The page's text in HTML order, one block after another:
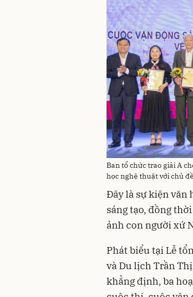
Ban tổ chức trao giải A
học nghệ thuật với chủ
Đây là sự kiện văn
sáng tạo, đồng
ảnh con người xứ
Phát biểu tại Lễ
và Du lịch Trần
khẳng định, ba